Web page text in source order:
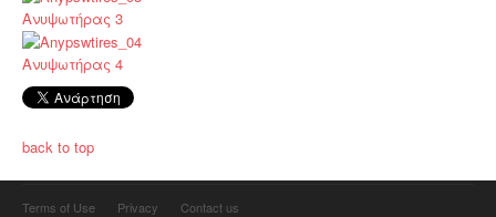
Ανυψωτήρας 3
Ανυψωτήρας 4
back to top
Terms of Use Privacy Contact us